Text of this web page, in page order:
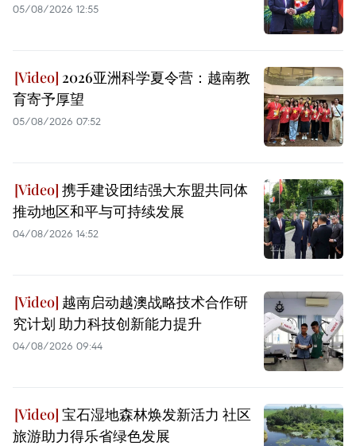
05/08/2026 12:55
2026亚洲科学夏令营：越南教
育寄予厚望
05/08/2026 07:52
携手建设团结强大东盟共同体
推动地区和平与可持续发展
04/08/2026 14:52
越南启动越澳战略技术合作研
究计划 助力科技创新能力提升
04/08/2026 09:44
宝石湿地森林焕发新活力 社区
旅游助力得乐省绿色发展